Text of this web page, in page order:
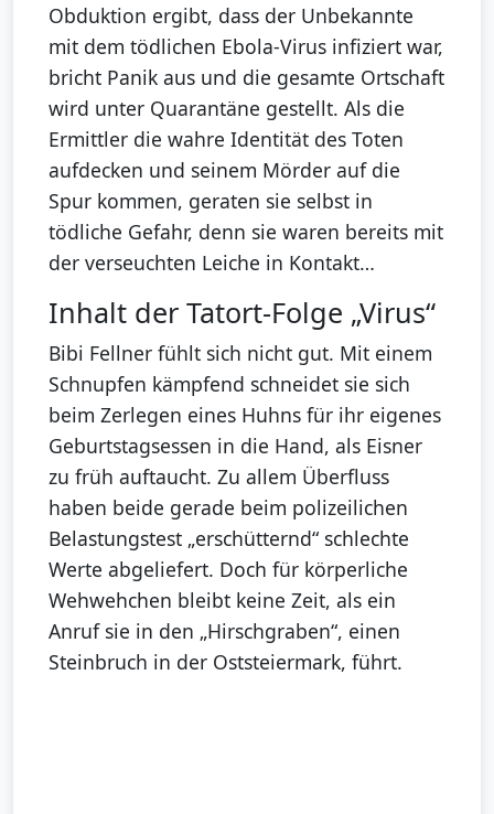
Obduktion ergibt, dass der Unbekannte
mit dem tödlichen Ebola-Virus infiziert war,
bricht Panik aus und die gesamte Ortschaft
wird unter Quarantäne gestellt. Als die
Ermittler die wahre Identität des Toten
aufdecken und seinem Mörder auf die
Spur kommen, geraten sie selbst in
tödliche Gefahr, denn sie waren bereits mit
der verseuchten Leiche in Kontakt…
Inhalt der Tatort-Folge „Virus“
Bibi Fellner fühlt sich nicht gut. Mit einem
Schnupfen kämpfend schneidet sie sich
beim Zerlegen eines Huhns für ihr eigenes
Geburtstagsessen in die Hand, als Eisner
zu früh auftaucht. Zu allem Überfluss
haben beide gerade beim polizeilichen
Belastungstest „erschütternd“ schlechte
Werte abgeliefert. Doch für körperliche
Wehwehchen bleibt keine Zeit, als ein
Anruf sie in den „Hirschgraben“, einen
Steinbruch in der Oststeiermark, führt.